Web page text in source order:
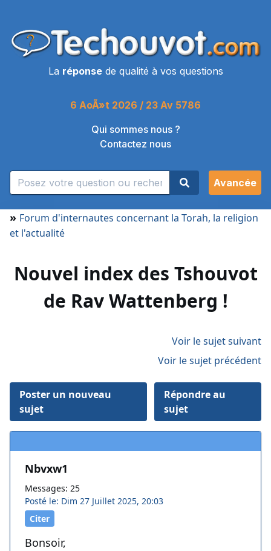
La réponsede qualité à vos questions
6 AoÃ»t 2026 / 23 Av 5786
Qui sommes nous ?
Contactez nous
Avancée
» Forum d'internautes concernant la Torah, la religion
et l'actualité
Nouvel index des Tshouvot
de Rav Wattenberg !
Voir le sujet suivant
Voir le sujet précédent
Poster un nouveau
sujet
Répondre au
sujet
Nbvxw1
Messages: 25
Posté le: Dim 27 Juillet 2025, 20:03
Citer
Bonsoir,